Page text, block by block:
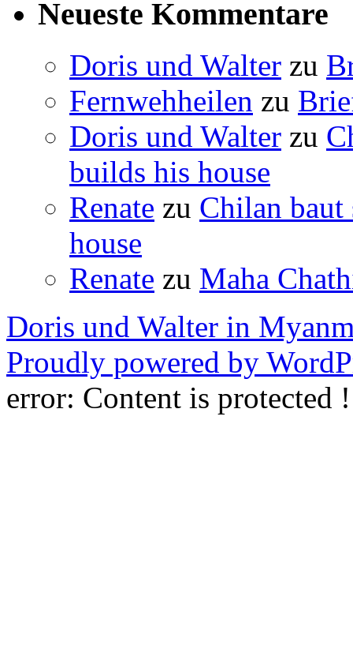
Neueste Kommentare
Doris und Walter zu
Fernwehheilen zu
Doris und Walter zu
builds his house
Renate zu Chilan
house
Renate zu Maha
Doris und Walter in
Proudly powered by
error: Content is protected